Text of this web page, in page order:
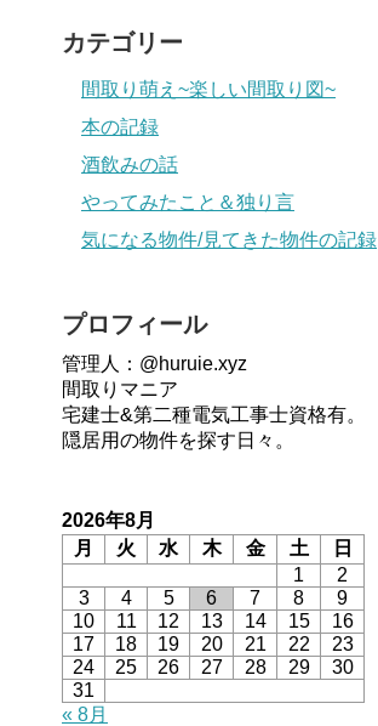
カテゴリー
間取り萌え~楽しい間取り図~
本の記録
酒飲みの話
やってみたこと＆独り言
気になる物件/見てきた物件の記録
プロフィール
管理人：@huruie.xyz
間取りマニア
宅建士&第二種電気工事士資格有。
隠居用の物件を探す日々。
2026年8月
月
火 水 木 金 土
日
1
2
3
4 5 6 7 8
9
10
11 12 13 14 15
16
17
18 19 20 21 22
23
24
25 26 27 28 29
30
31
« 8月